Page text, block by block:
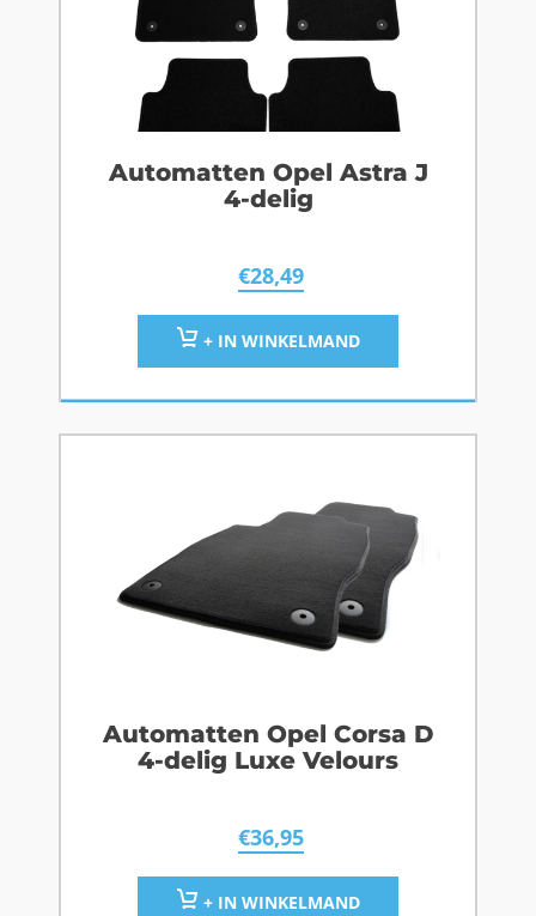
Automatten Opel Astra J
4-delig
€28,49
+ IN WINKELMAND
Automatten Opel Corsa D
4-delig Luxe Velours
€36,95
+ IN WINKELMAND